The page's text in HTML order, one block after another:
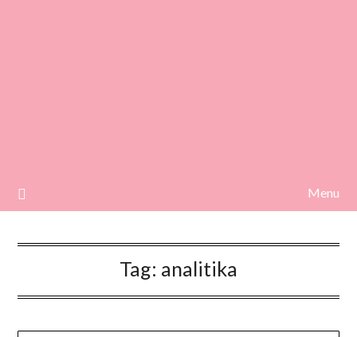
Menu
Tag: analitika